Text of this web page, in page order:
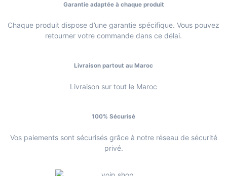
Garantie adaptée à chaque produit
Chaque produit dispose d’une garantie spécifique. Vous pouvez
retourner votre commande dans ce délai.
Livraison partout au Maroc
Livraison sur tout le Maroc
100% Sécurisé
Vos paiements sont sécurisés grâce à notre réseau de sécurité
privé.